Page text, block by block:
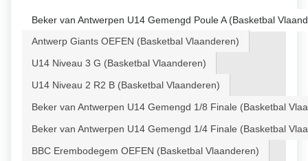
Beker van Antwerpen U14 Gemengd Poule A (Basketbal
Antwerp Giants OEFEN (Basketbal Vlaanderen)
U14 Niveau 3 G (Basketbal Vlaanderen)
U14 Niveau 2 R2 B (Basketbal Vlaanderen)
Beker van Antwerpen U14 Gemengd 1/8 Finale (Basketbal
Beker van Antwerpen U14 Gemengd 1/4 Finale (Basketbal
BBC Erembodegem OEFEN (Basketbal Vlaanderen)